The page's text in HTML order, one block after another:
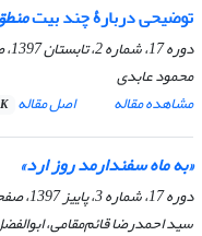
توضیحی دربارۀ چند بیت
دوره 17، شماره 2، تابستان 1397، صفحه
محمود عابدی
مشاهده مقاله
اصل مقاله
«به ماه سفندارمد روز ارد»
دوره 17، شماره 3، پاییز 1397، صفحه
سید احمدرضا قائم‌مقامی،